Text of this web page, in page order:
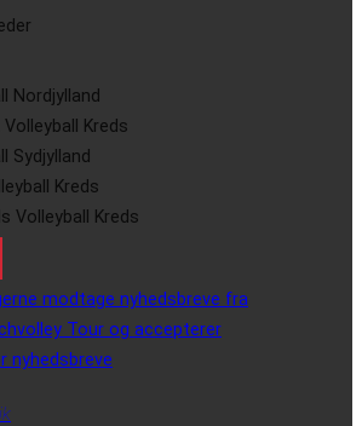
Nordjylland
Kreds
Sydjylland
Kreds
Volleyball Kreds
modtage nyhedsbreve fra
Tour og accepterer
nyhedsbreve